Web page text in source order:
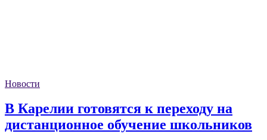
Новости
В Карелии готовятся к переходу на
дистанционное обучение школьников